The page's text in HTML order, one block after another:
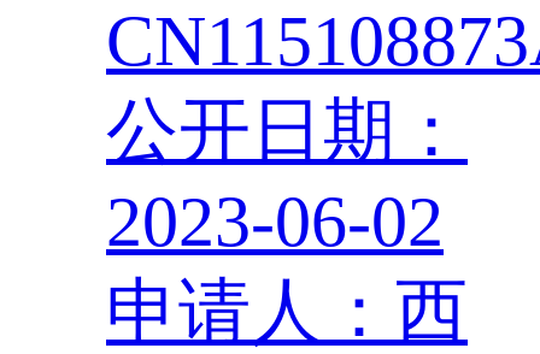
公开日期：
2023-06-02
申请人：西